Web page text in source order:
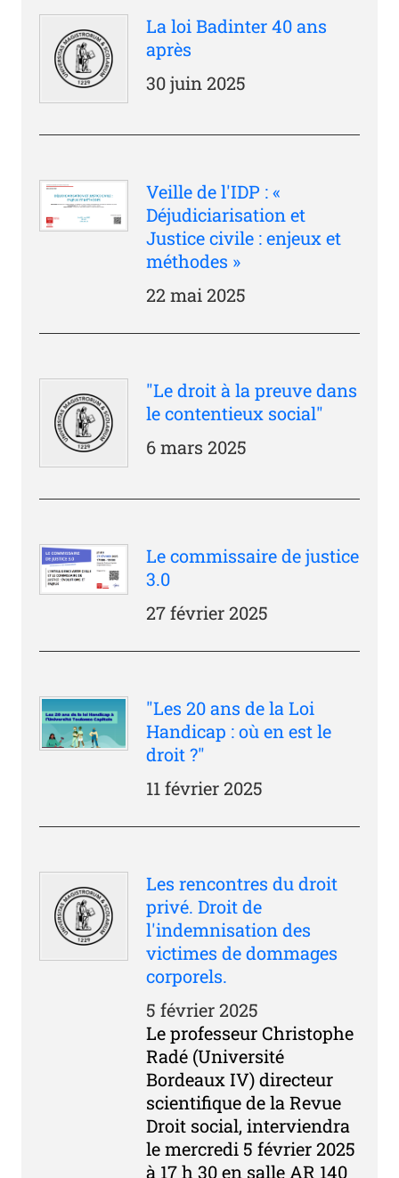
La loi Badinter 40 ans
après
30 juin 2025
Veille de l'IDP : «
Déjudiciarisation et
Justice civile : enjeux et
méthodes »
22 mai 2025
"Le droit à la preuve dans
le contentieux social"
6 mars 2025
Le commissaire de justice
3.0
27 février 2025
"Les 20 ans de la Loi
Handicap : où en est le
droit ?"
11 février 2025
Les rencontres du droit
privé. Droit de
l'indemnisation des
victimes de dommages
corporels.
5 février 2025
Le professeur Christophe
Radé (Université
Bordeaux IV) directeur
scientifique de la Revue
Droit social, interviendra
le mercredi 5 février 2025
à 17 h 30 en salle AR 140